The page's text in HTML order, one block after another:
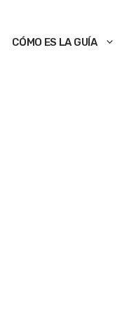
CÓMO ES LA GUÍA